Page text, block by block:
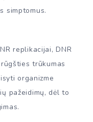
simptomus.
replikacijai, DNR
trūkumas
organizme
pažeidimų, dėl to